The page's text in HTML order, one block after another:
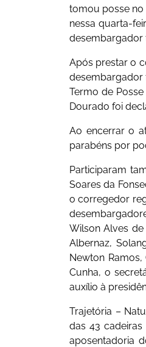
tomou posse no
nessa quarta-
desembargador
Após prestar o
desembargador
Termo de
Dourado foi
Ao encerrar o
parabéns por
Participaram
Soares da
o corregedor
Wilson Alves de
Albernaz,
Newton
Cunha, o
auxílio à
Trajetória –
das 43
aposentadoria